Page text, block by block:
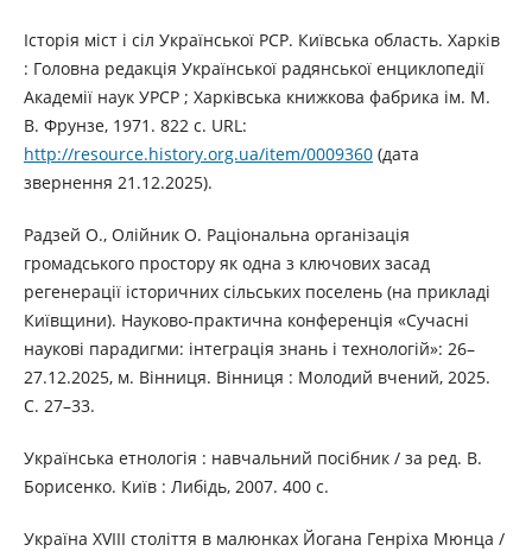
Історія міст і сіл Української РСР. Київська область. Харків
: Головна редакція Української радянської енциклопедії
Академії наук УРСР ; Харківська книжкова фабрика ім. М.
В. Фрунзе, 1971. 822 с. URL:
http://resource.history.org.ua/item/0009360(дата
звернення 21.12.2025).
Радзей О., Олійник О. Раціональна організація
громадського простору як одна з ключових засад
регенерації історичних сільських поселень (на прикладі
Київщини). Науково-практична конференція «Сучасні
наукові парадигми: інтеграція знань і технологій»: 26–
27.12.2025, м. Вінниця. Вінниця : Молодий вчений, 2025.
С. 27–33.
Українська етнологія : навчальний посібник / за ред. В.
Борисенко. Київ : Либідь, 2007. 400 с.
Україна XVIII століття в малюнках Йогана Генріха Мюнца /